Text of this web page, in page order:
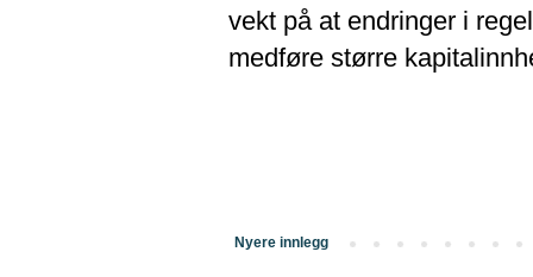
vekt på at endringer i
medføre større
Nyere innlegg